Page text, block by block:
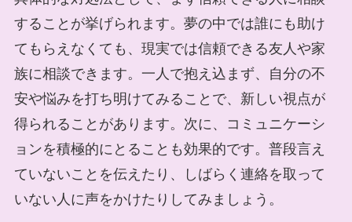
することが挙げられます。夢の中では誰にも助け
てもらえなくても、現実では信頼できる友人や家
族に相談できます。一人で抱え込まず、自分の不
安や悩みを打ち明けてみることで、新しい視点が
得られることがあります。次に、コミュニケーシ
ョンを積極的にとることも効果的です。普段言え
ていないことを伝えたり、しばらく連絡を取って
いない人に声をかけたりしてみましょう。